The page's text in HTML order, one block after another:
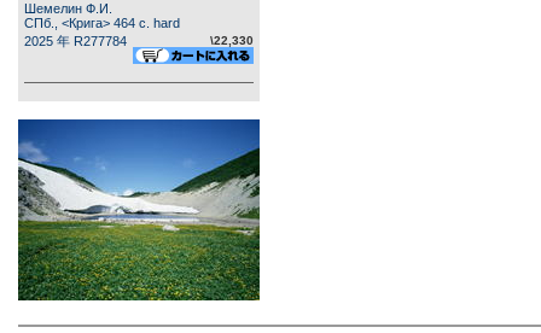
Шемелин Ф.И.
СПб., <Крига> 464 c. hard
2025 年 R277784
\22,330